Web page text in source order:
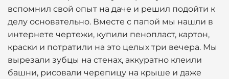
вспомнил свой опыт на даче и решил подойти к
делу основательно. Вместе с папой мы нашли в
интернете чертежи, купили пенопласт, картон,
краски и потратили на это целых три вечера. Мы
вырезали зубцы на стенах, аккуратно клеили
башни, рисовали черепицу на крыше и даже